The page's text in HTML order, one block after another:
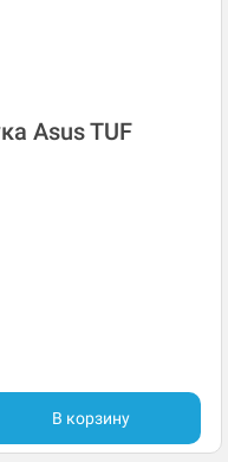
Asus TUF
В корзину